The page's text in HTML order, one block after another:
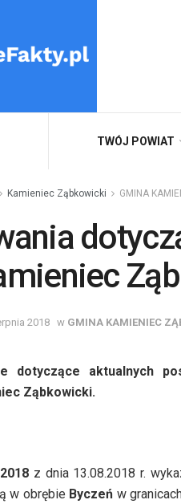
TWÓJ POWIAT
Kamieniec Ząbkowicki GMINA
2018 w GMINA KAMIENIEC
dotyczące aktualnych
Ząbkowicki.
z dnia 13.08.2018 r.
w obrębie Byczeń w